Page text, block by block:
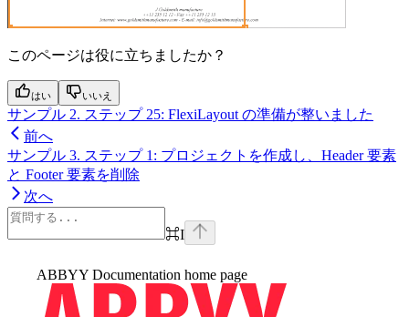
このページは役に立ちましたか？
はい いいえ
サンプル 2. ステップ 25: FlexiLayout の準備が整いました
前へ
サンプル 3. ステップ 1: プロジェクトを作成し、Header 要素
と Footer 要素を削除
次へ
⌘I
ABBYY Documentation home page